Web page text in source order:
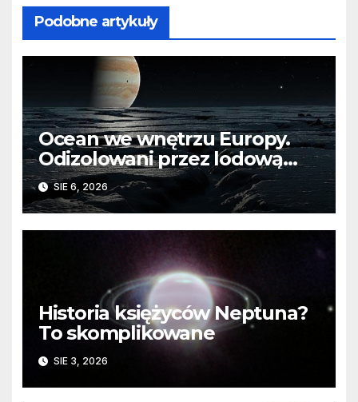
Podobne artykuły
Ocean we wnętrzu Europy.
Odizolowani przez lodową
barierę
SIE 6, 2026
Historia księżyców Neptuna?
To skomplikowane
SIE 3, 2026